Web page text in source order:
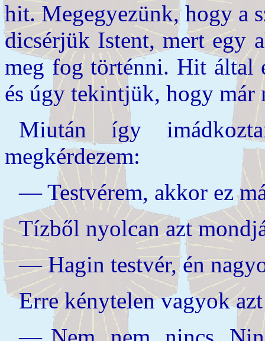
hit. Megegyezünk, hogy a
dicsérjük Istent, mert egy
meg fog történni. Hit által
és úgy tekintjük, hogy már
Miután így
megkérdezem:
— Testvérem, akkor ez
Tízből nyolcan azt
— Hagin testvér, én
Erre kénytelen vagyok